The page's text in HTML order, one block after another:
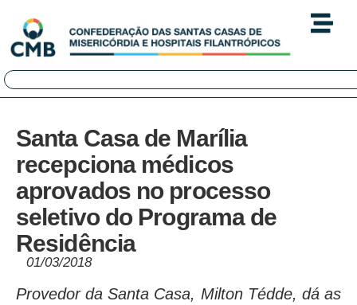
Santa Casa de Marília
recepciona médicos
aprovados no processo
seletivo do Programa de
Residência
01/03/2018
Provedor da Santa Casa, Milton Tédde, dá as